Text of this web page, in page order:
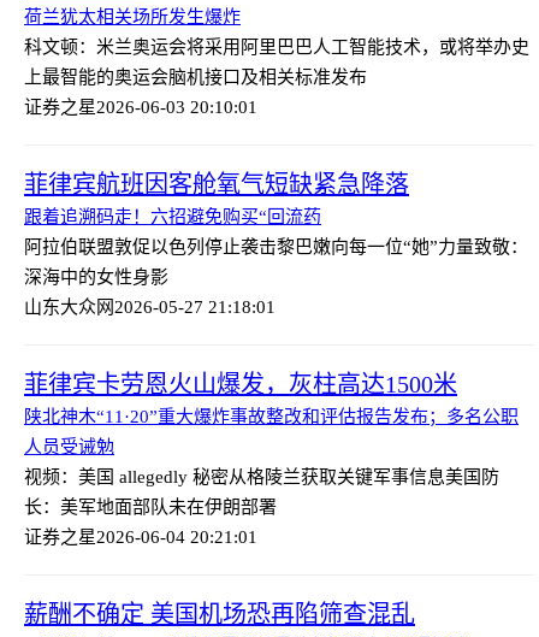
荷兰犹太相关场所发生爆炸
科文顿：米兰奥运会将采用阿里巴巴人工智能技术，或将举办史
上最智能的奥运会脑机接口及相关标准发布
证券之星2026-06-03 20:10:01
菲律宾航班因客舱氧气短缺紧急降落
跟着追溯码走！六招避免购买“回流药
阿拉伯联盟敦促以色列停止袭击黎巴嫩向每一位“她”力量致敬：
深海中的女性身影
山东大众网2026-05-27 21:18:01
菲律宾卡劳恩火山爆发，灰柱高达1500米
陕北神木“11·20”重大爆炸事故整改和评估报告发布；多名公职
人员受诫勉
视频：美国 allegedly 秘密从格陵兰获取关键军事信息美国防
长：美军地面部队未在伊朗部署
证券之星2026-06-04 20:21:01
薪酬不确定 美国机场恐再陷筛查混乱